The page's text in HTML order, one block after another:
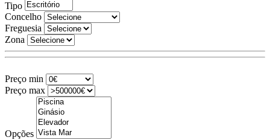
Tipo
Concelho
Freguesia
Zona
Preço min
Preço max
Opções